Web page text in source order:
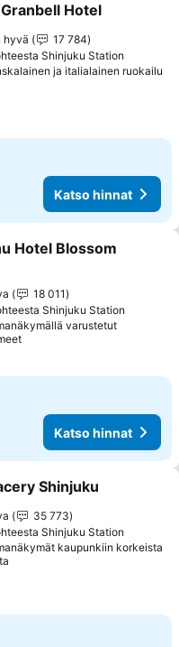
suosikkeihin
Hotel
hyvä
17 784
Shinjuku Station
ja italialainen ruokailu
Katso hinnat
suosikkeihin
Hotel Blossom
18 011
Shinjuku Station
varustetut
Katso hinnat
suosikkeihin
Shinjuku
35 773
Shinjuku Station
kaupunkiin korkeista